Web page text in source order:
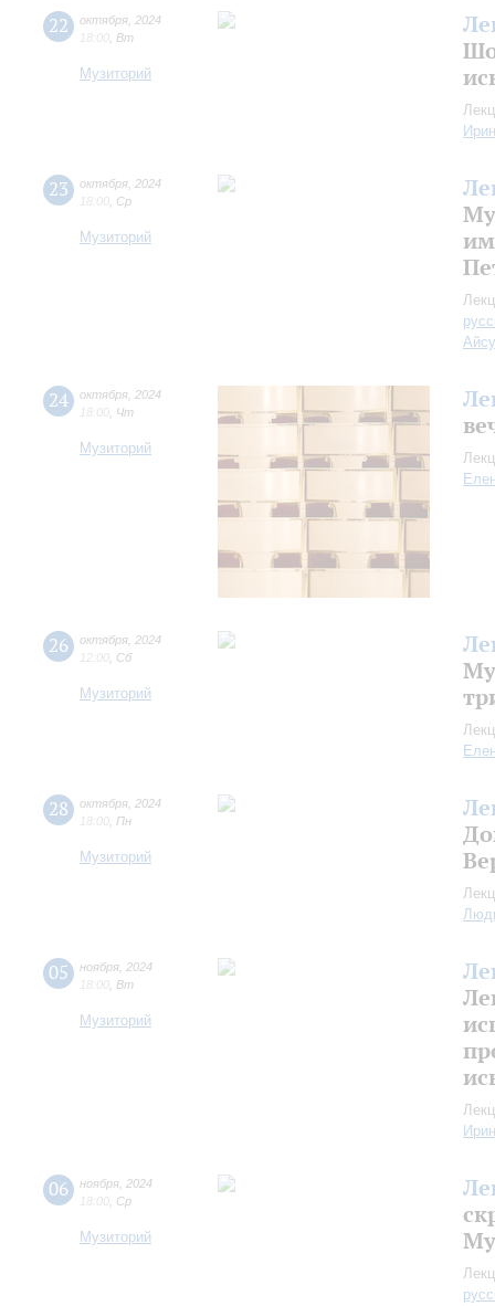
22 октября 2024
18:00 Вт
Музиторий
23 октября 2024
18:00 Ср
Музиторий
24 октября 2024
18:00 Чт
Музиторий
26 октября 2024
12:00 Сб
Музиторий
28 октября 2024
18:00 Пн
Музиторий
05 ноября 2024
18:00 Вт
Музиторий
06 ноября 2024
18:00 Ср
Музиторий